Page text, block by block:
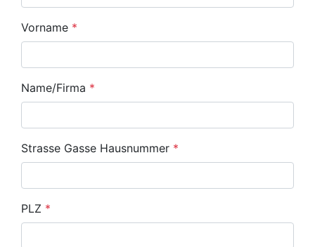
Vorname *
Name/Firma *
Strasse Gasse Hausnummer *
PLZ *